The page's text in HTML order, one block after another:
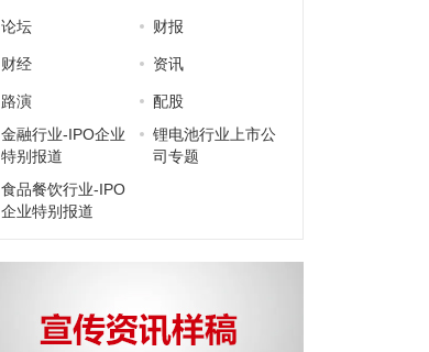
论坛 财报
财经 资讯
路演
配股
金融行业-IPO企业
特别报道
锂电池行业上市公
司专题
食品餐饮行业-IPO
企业特别报道